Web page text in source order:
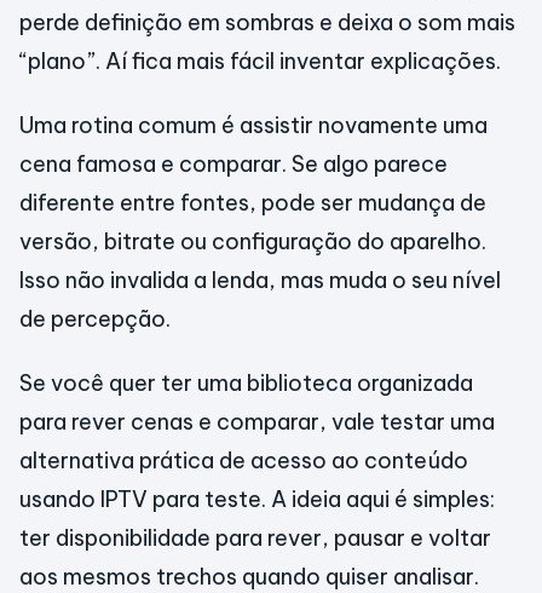
perde definição em sombras e deixa o som mais
“plano”. Aí fica mais fácil inventar explicações.
Uma rotina comum é assistir novamente uma
cena famosa e comparar. Se algo parece
diferente entre fontes, pode ser mudança de
versão, bitrate ou configuração do aparelho.
Isso não invalida a lenda, mas muda o seu nível
de percepção.
Se você quer ter uma biblioteca organizada
para rever cenas e comparar, vale testar uma
alternativa prática de acesso ao conteúdo
usando IPTV para teste. A ideia aqui é simples:
ter disponibilidade para rever, pausar e voltar
aos mesmos trechos quando quiser analisar.